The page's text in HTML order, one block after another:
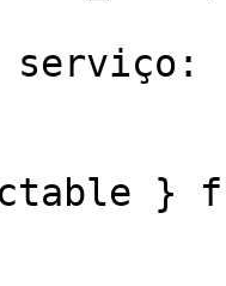
serviço:
}